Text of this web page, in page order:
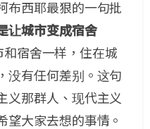
布西耶最狠的一句批
让城市变成宿舍
宿舍一样，住在城
没有任何差别。这句
义那群人、现代主义
望大家去想的事情。